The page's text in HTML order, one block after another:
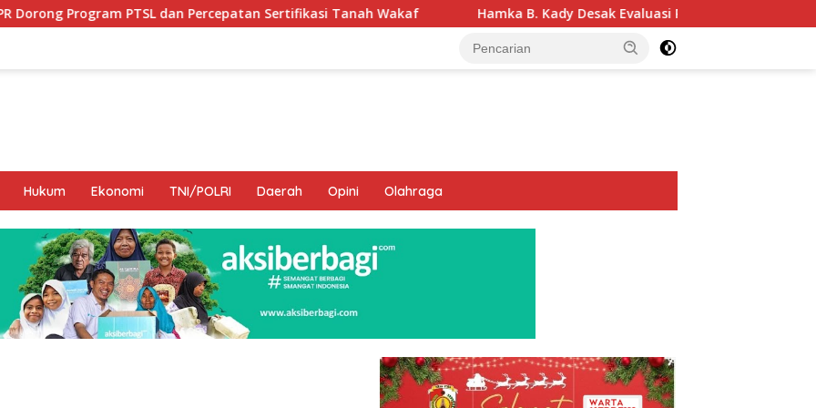
dan Percepatan Sertifikasi Tanah Wakaf Hamka B. Kady Desak Evaluasi Permenhub Nomor 28/2022: Biar
Hukum Ekonomi TNI/POLRI Daerah Opini Olahraga